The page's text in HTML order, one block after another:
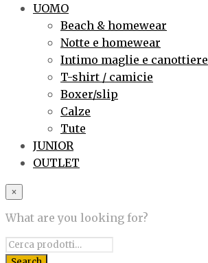
UOMO
Beach & homewear
Notte e homewear
Intimo maglie e canottiere
T-shirt / camicie
Boxer/slip
Calze
Tute
JUNIOR
OUTLET
×
What are you looking for?